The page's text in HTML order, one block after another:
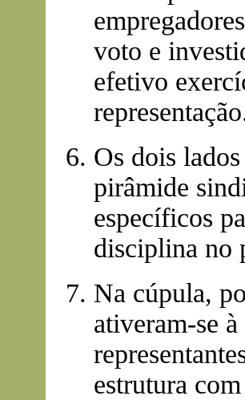
voto e
efetivo
Os dois
pirâmide
específicos
disciplina no
Na cúpula,
ativeram-se
estrutura